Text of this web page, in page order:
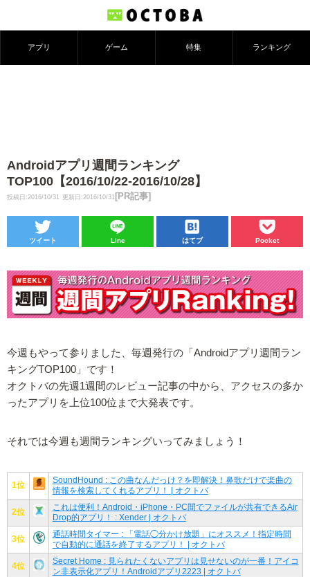
アプリ ゲーム 特集 ランキング
Androidアプリ週間ランキング
TOP100【2016/10/22-2016/10/28】
投稿日:2016/10/31 更新日:2016/10/31 [PR記事]
ツイート Line はてブ Pocket
今週もやって参りました、毎週発行の「Androidアプリ週間ラン
キングTOP100」です！
オクトバの先週1週間のレビュー記事の中から、アクセスの多か
ったアプリを上位100位まで大発表です。
それでは今週も週間ランキングいってみましょう！
1位
SoundHound : この曲なんだっけ？を即解決！鼻歌だけで楽曲の
情報を検索してくれるアプリ！ | オクトバ
2位
これは便利！Android・iPhone・PC間でファイルが共有できるAir
Drop的アプリ！ : Xender | オクトバ
3位
通話時間タイマー : 「電話◯分かけ放題」にオススメ！指定時間
で自動的に通話を終了するアプリ！ | オクトバ
4位
Secret Home : 見られたくないアプリは見せないのが一番！アイコ
ン非表示化アプリ！Androidアプリ2223 | オクトバ